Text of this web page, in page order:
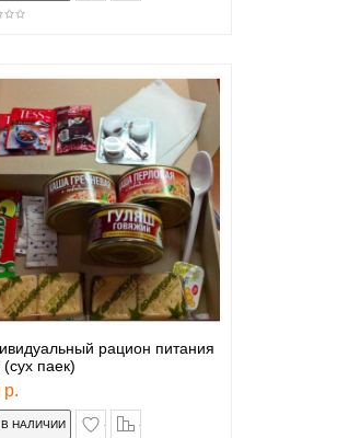
рацион питания
паек)
р.
в закладки